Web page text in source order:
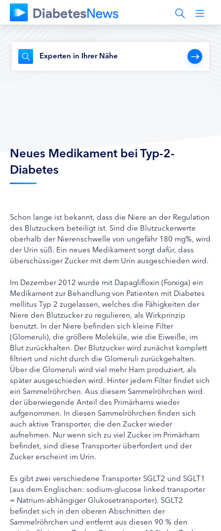
Experten in Ihrer Nähe
Neues Medikament bei Typ-2-
Diabetes
Schon lange ist bekannt, dass die Niere an der Regulation
des Blutzuckers beteiligt ist. Sind die Blutzuckerwerte
oberhalb der Nierenschwelle von ungefähr 180 mg%, wird
der Urin süß. Ein neues Medikament sorgt dafür, dass
überschüssiger Zucker mit dem Urin ausgeschieden wird.
Im Dezember 2012 wurde mit Dapaglifloxin (Forxiga) ein
Medikament zur Behandlung von Patienten mit Diabetes
mellitus Typ 2 zugelassen, welches die Fähigkeiten der
Niere den Blutzucker zu regulieren, als Wirkprinzip
benutzt. In der Niere befinden sich kleine Filter
(Glomeruli), die größere Moleküle, wie die Eiweiße, im
Blut zurückhalten. Der Blutzucker wird zunächst komplett
filtriert und nicht durch die Glomeruli zurückgehalten.
Über die Glomeruli wird viel mehr Harn produziert, als
später ausgeschieden wird. Hinter jedem Filter findet sich
ein Sammelröhrchen. Aus diesem Sammelröhrchen wird
der überwiegende Anteil des Primärharns wieder
aufgenommen. In diesen Sammelröhrchen finden sich
auch aktive Transporter, die den Zucker wieder
aufnehmen. Nur wenn sich zu viel Zucker im Primärharn
befindet, sind diese Transporter überfordert und der
Zucker erscheint im Urin.
Es gibt zwei verschiedene Transporter SGLT2 und SGLT1
(aus dem Englischen: sodium-glucose linked transporter
= Natrium-abhängiger Glukosetransporter). SGLT2
befindet sich in den oberen Abschnitten der
Sammelröhrchen und entfernt aus diesen 90 % den